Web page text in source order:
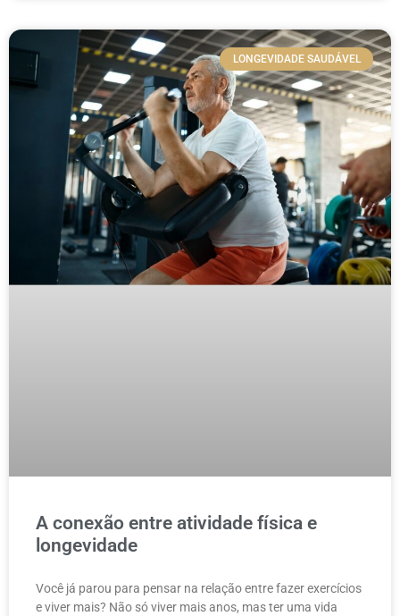
LONGEVIDADE SAUDÁVEL
A conexão entre atividade física e
longevidade
Você já parou para pensar na relação entre fazer exercícios
e viver mais? Não só viver mais anos, mas ter uma vida